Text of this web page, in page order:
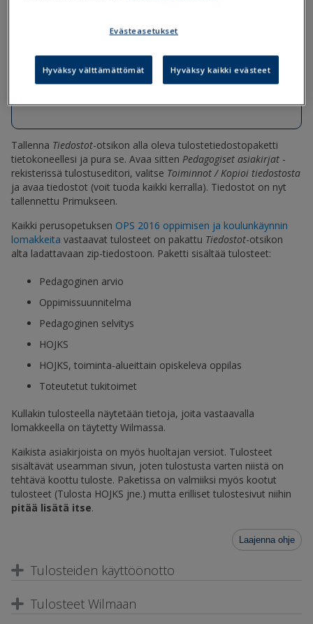
tulostepaketti.zip
OPS2016-Pedagogiset-asiakirjat-Hojks-sivu-
Tallenna Tiedostot-otsikon alla oleva tulostetiedostopaketti
tietokoneellesi ja pura se. Avaa sitten Pedagogiset asiakirjat -
rekisterissä tulostuseditori, valitse Toiminnot / Kopioi tiedostosta
ja avaa tiedostot (voit tuoda kaikki kerralla). Tiedostot on nyt
tallennettu Primukseen.
Kaikki perusopetuksen OPS 2016 oppimisen ja koulunkäynnin
lomakkeita vastaavat tulosteet on pakattu Tiedostot-otsikon
alta ladattavaan zip-tiedostoon. Paketti sisältää tulosteet:
Pedagoginen arvio
Oppimissuunnitelma
Pedagoginen selvitys
HOJKS
HOJKS, toiminta-alueittain opiskeleva oppilas
Toteutetut tukitoimet
Kullakin tulosteella näytetään tietoja, joita vastaavalla
lomakkeella on täytetty Wilmassa.
Kaikista asiakirjoista on myös huoltajan versiot. Tulosteet
sisältävät useamman sivun, joten tulostusta varten niistä on
tehtävä koottu tuloste. Paketissa on valmiiksi myös kootut
tulosteet (Tulosta HOJKS jne.) mutta erilliset tulostesivut niihin
pitää lisätä itse.
Laajenna ohje
Tulosteiden käyttöönotto
Tulosteet Wilmaan
Evästeasetukset
Hyväksy välttämättömät Hyväksy kaikki evästeet